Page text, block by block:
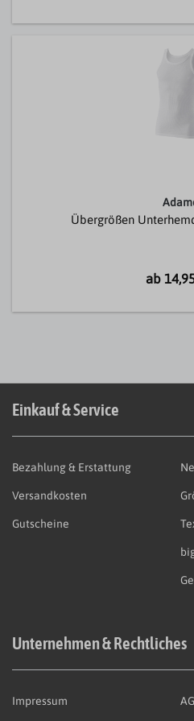
Übergrößen
ab
Einkauf & Service
Bezahlung & Erstattung
Versandkosten
Gutscheine
Unternehmen & Rechtliches
Impressum